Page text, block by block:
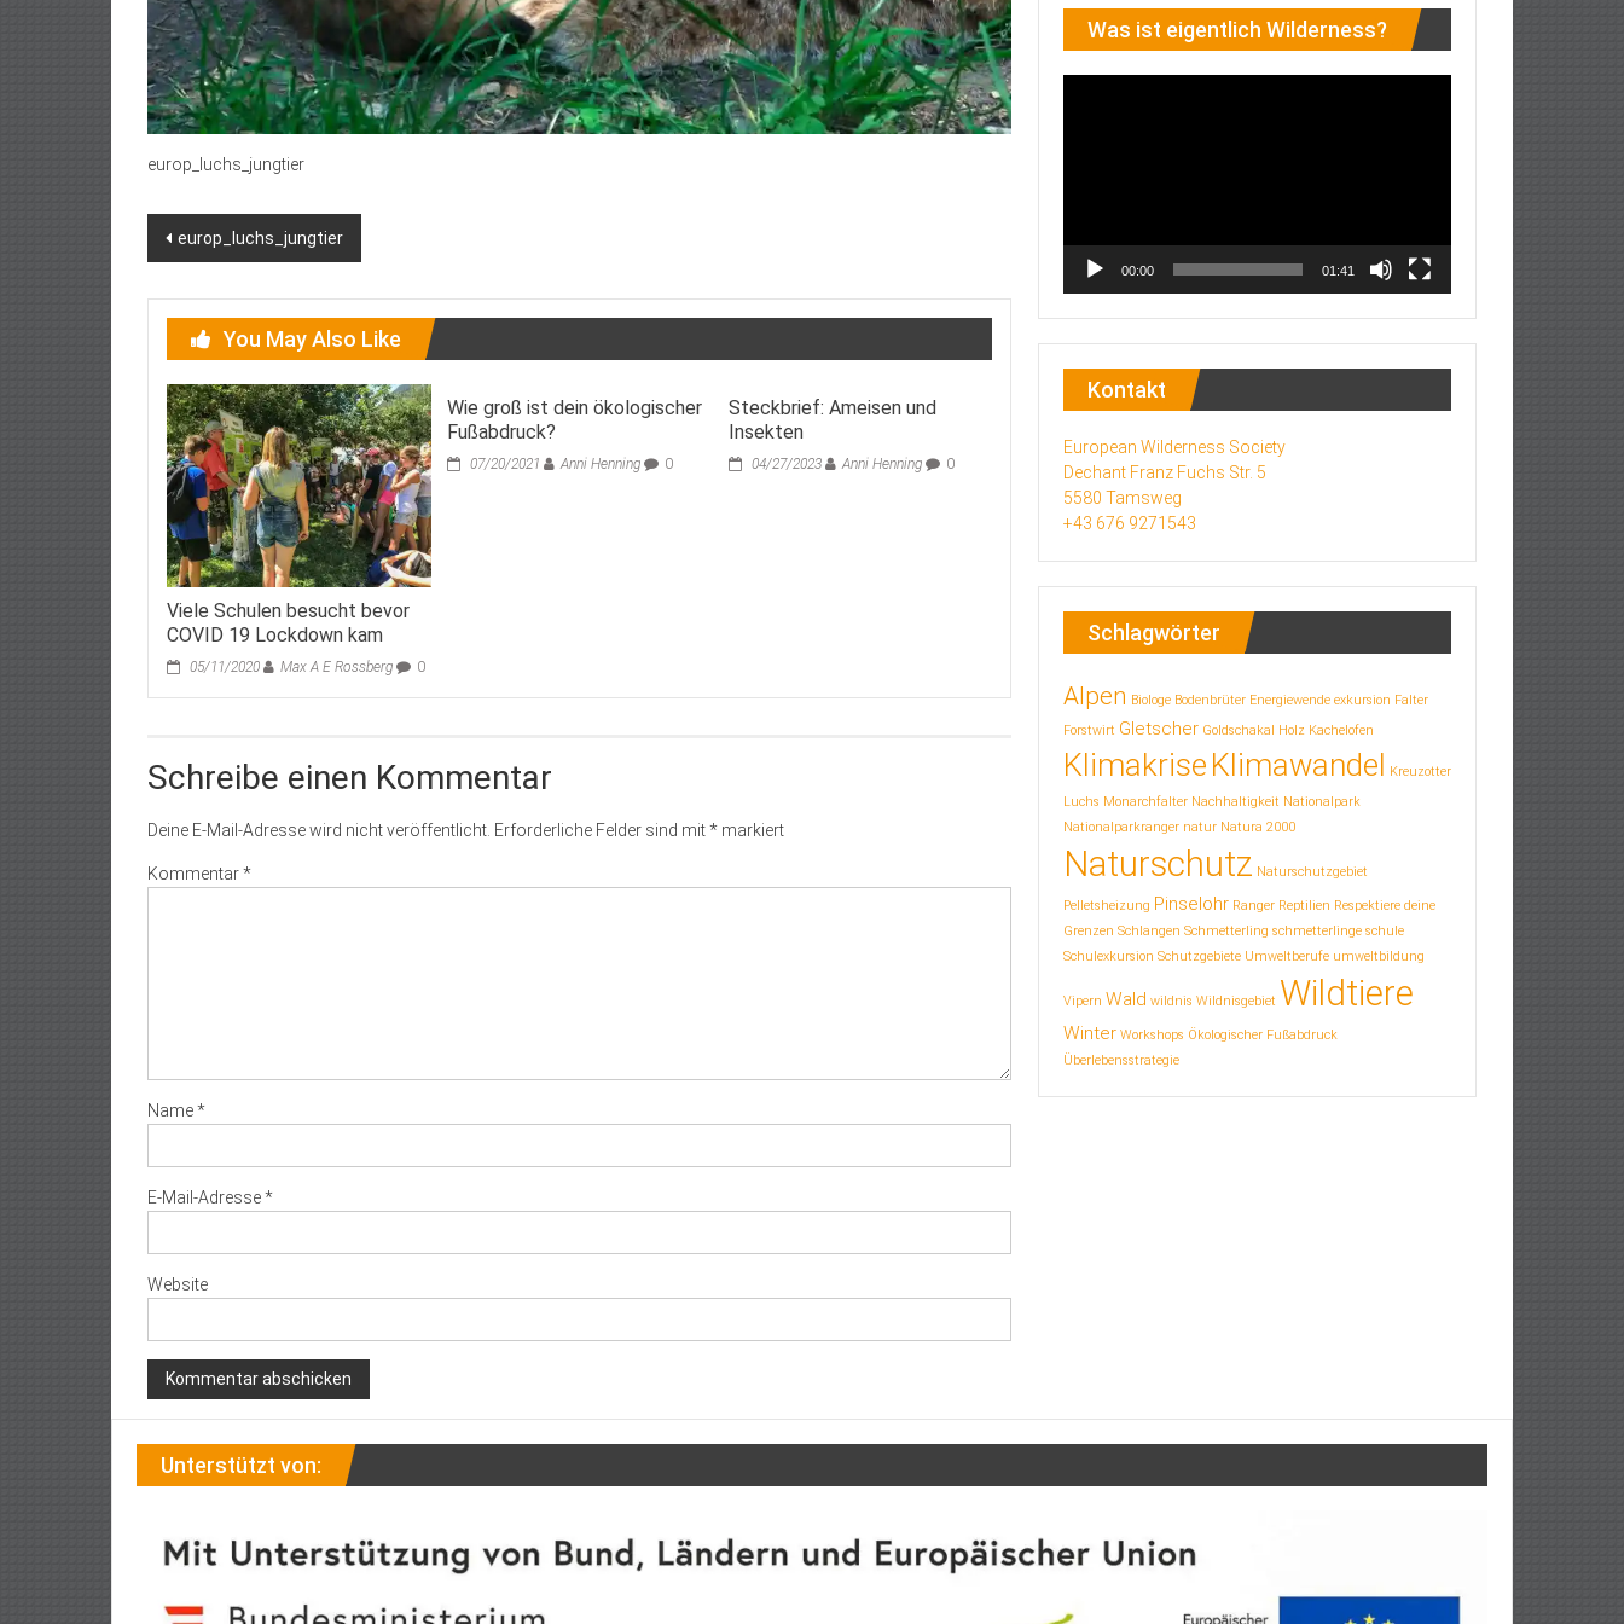
europ_luchs_jungtier
Post
europ_luchs_jungtier
You May Also Like
Viele Schulen besucht bevor
COVID 19 Lockdown kam
05/11/2020 Max A E Rossberg 0
Wie groß ist dein ökologischer
Fußabdruck?
07/20/2021 Anni Henning 0
Steckbrief: Ameisen und
Insekten
04/27/2023 Anni Henning 0
Schreibe einen Kommentar
Deine E-Mail-Adresse wird nicht veröffentlicht. Erforderliche Felder sind mit* markiert
Kommentar*
Name*
E-Mail-Adresse*
Website
Was ist eigentlich Wilderness?
00:00 01:41
Kontakt
European Wilderness Society
Dechant Franz Fuchs Str. 5
5580 Tamsweg
+43 676 9271543
Schlagwörter
Alpen Biologe Bodenbrüter Energiewende exkursion Falter
Forstwirt Gletscher Goldschakal Holz Kachelofen
Klimakrise Klimawandel Kreuzotter
Luchs Monarchfalter Nachhaltigkeit Nationalpark
Nationalparkranger natur Natura 2000
Naturschutz Naturschutzgebiet
Pelletsheizung Pinselohr Ranger Reptilien Respektiere deine
Grenzen Schlangen Schmetterling schmetterlinge schule
Schulexkursion Schutzgebiete Umweltberufe umweltbildung
Vipern Wald wildnis Wildnisgebiet Wildtiere
Winter Workshops Ökologischer Fußabdruck
Überlebensstrategie
Unterstützt von: